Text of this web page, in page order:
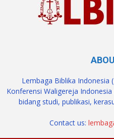
Lembaga Biblika Indonesia
Konferensi Waligereja
bidang studi, publikasi,
Contact us: